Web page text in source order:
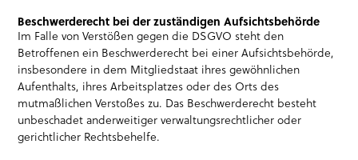
Beschwerderecht bei der zuständigen Aufsichtsbehörde
Im Falle von Verstößen gegen die DSGVO steht den
Betroffenen ein Beschwerderecht bei einer Aufsichtsbehörde,
insbesondere in dem Mitgliedstaat ihres gewöhnlichen
Aufenthalts, ihres Arbeitsplatzes oder des Orts des
mutmaßlichen Verstoßes zu. Das Beschwerderecht besteht
unbeschadet anderweitiger verwaltungsrechtlicher oder
gerichtlicher Rechtsbehelfe.